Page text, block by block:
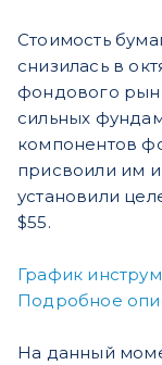
Стоимость
снизилась в
фондового
сильных
компонентов
присвоили им
установили
$55.
График
Подробное
На данный